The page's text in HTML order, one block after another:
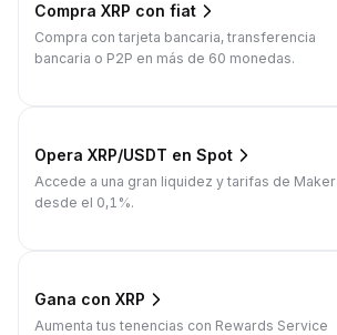
Compra XRP con fiat
Compra con tarjeta bancaria, transferencia
bancaria o P2P en más de 60 monedas.
Opera XRP/USDT en Spot
Accede a una gran liquidez y tarifas de Maker
desde el 0,1%.
Gana con XRP
Aumenta tus tenencias con Rewards Service